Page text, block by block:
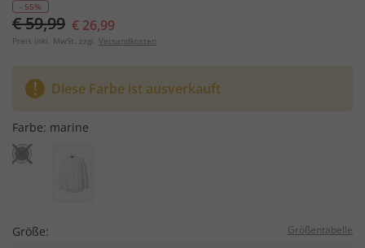
- 55%
€ 59,99 € 26,99
Preis inkl. MwSt. zzgl. Versandkosten
Diese Farbe ist ausverkauft
Farbe: marine
Größe: Größentabelle